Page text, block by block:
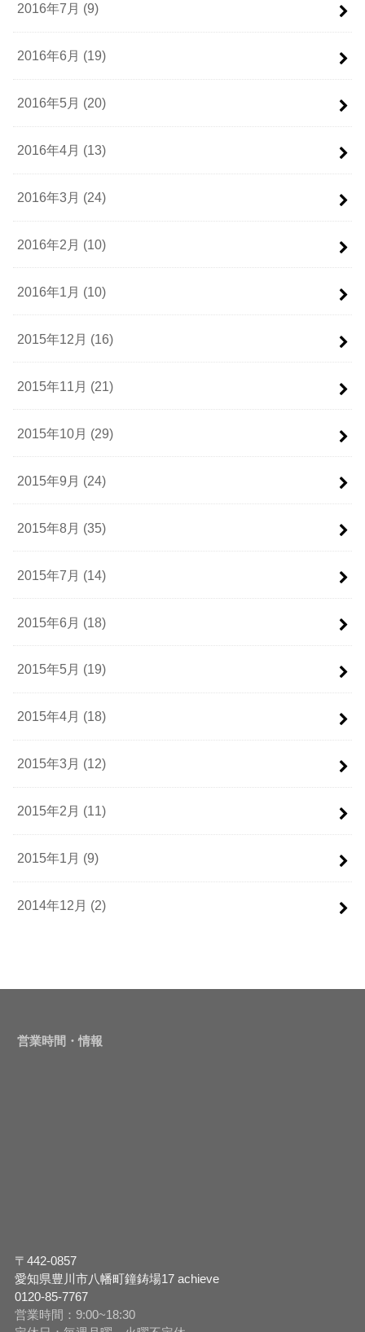
2016年7月 (9)
2016年6月 (19)
2016年5月 (20)
2016年4月 (13)
2016年3月 (24)
2016年2月 (10)
2016年1月 (10)
2015年12月 (16)
2015年11月 (21)
2015年10月 (29)
2015年9月 (24)
2015年8月 (35)
2015年7月 (14)
2015年6月 (18)
2015年5月 (19)
2015年4月 (18)
2015年3月 (12)
2015年2月 (11)
2015年1月 (9)
2014年12月 (2)
営業時間・情報
〒442-0857
愛知県豊川市八幡町鐘鋳場17 achieve
0120-85-7767
営業時間：9:00~18:30